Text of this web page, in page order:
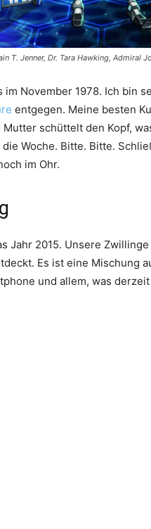
T. Jenner, Dr. Tara Hawking, Admiral
im November 1978. Ich bin
entgegen. Meine besten
Mutter schüttelt den Kopf,
Woche. Bitte. Bitte.
im Ohr.
Jahr 2015. Unsere
Es ist eine Mischung
und allem, was